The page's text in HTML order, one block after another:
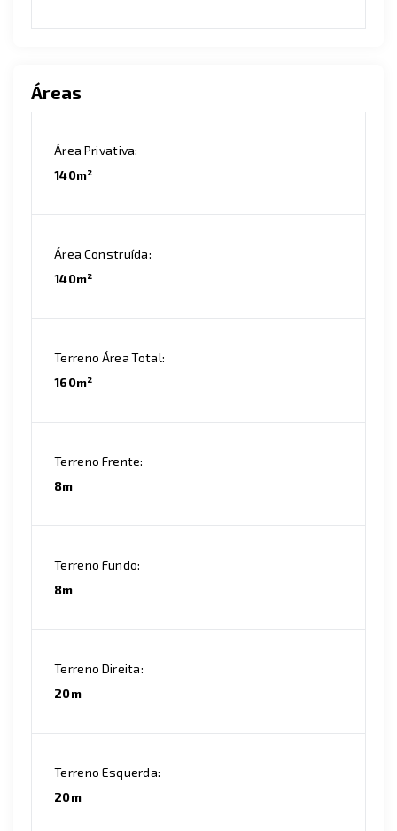
Áreas
Área Privativa:
140m²
Área Construída:
140m²
Terreno Área Total:
160m²
Terreno Frente:
8m
Terreno Fundo:
8m
Terreno Direita:
20m
Terreno Esquerda:
20m